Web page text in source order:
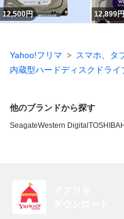
12,500円 12,899円
Yahoo!フリマ スマホ、タ
内蔵型ハードディスクドライ
他のブランドから探す
SeagateWestern Digital TOSHIBA